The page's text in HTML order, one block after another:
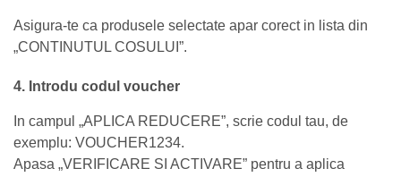
Asigura-te ca produsele selectate apar corect in lista din
„CONTINUTUL COSULUI”.
4. Introdu codul voucher
In campul „APLICA REDUCERE”, scrie codul tau, de
exemplu: VOUCHER1234.
Apasa „VERIFICARE SI ACTIVARE” pentru a aplica